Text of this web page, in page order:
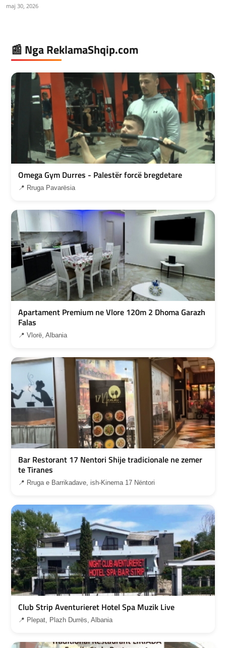
maj 30, 2026
📰 Nga ReklamaShqip.com
Omega Gym Durres - Palestër forcë bregdetare
📍 Rruga Pavarësia
Apartament Premium ne Vlore 120m 2 Dhoma Garazh
Falas
📍 Vlorë, Albania
Bar Restorant 17 Nentori Shije tradicionale ne zemer
te Tiranes
📍 Rruga e Barrikadave, ish-Kinema 17 Nëntori
Club Strip Aventurieret Hotel Spa Muzik Live
📍 Plepat, Plazh Durrës, Albania